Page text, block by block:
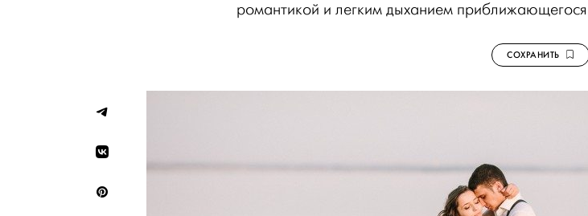
романтикой и легким дыханием
СОХРАНИТЬ